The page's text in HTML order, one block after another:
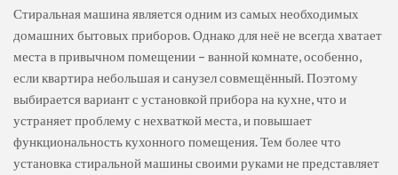
Стиральная машина является одним из самых необходимых
домашних бытовых приборов. Однако для неё не всегда хватает
места в привычном помещении – ванной комнате, особенно,
если квартира небольшая и санузел совмещённый. Поэтому
выбирается вариант с установкой прибора на кухне, что и
устраняет проблему с нехваткой места, и повышает
функциональность кухонного помещения. Тем более что
установка стиральной машины своими руками не представляет